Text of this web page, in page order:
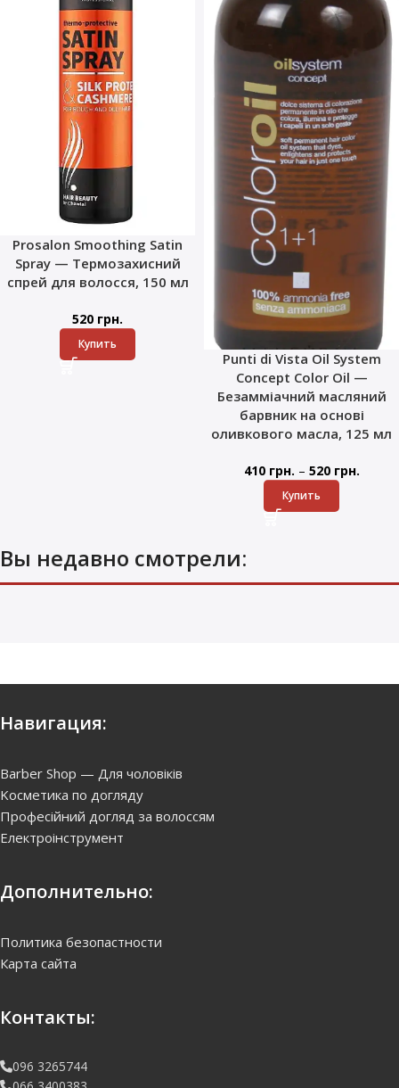
Prosalon Smoothing Satin
Spray — Термозахисний
спрей для волосся, 150 мл
520 грн.
Купить
Punti di Vista Oil System
Concept Color Oil —
Безамміачний масляний
барвник на основі
оливкового масла, 125 мл
410 грн. – 520 грн.
Купить
Вы недавно смотрели:
Навигация:
Barber Shop — Для чоловіків
Kосметика по догляду
Професійний догляд за волоссям
Електроінструмент
Дополнительно:
Политика безопастности
Карта сайта
Контакты:
096 3265744